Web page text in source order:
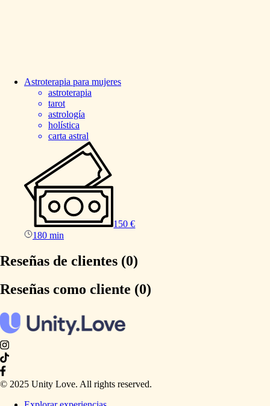
Astroterapia para mujeres
astroterapia
tarot
astrología
holística
carta astral
150 €
180 min
Reseñas de clientes (0)
Reseñas como cliente (0)
© 2025 Unity Love. All rights reserved.